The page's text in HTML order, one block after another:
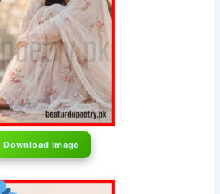
Download Image